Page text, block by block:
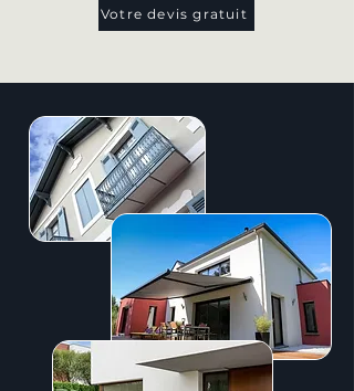
Votre devis gratuit